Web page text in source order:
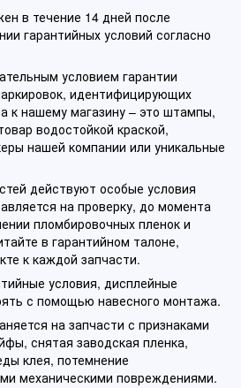
в течение 14 дней после
гарантийных условий согласно
условием гарантии
идентифицирующих
к нашему магазину – это штампы,
водостойкой краской,
нашей компании или уникальные
действуют особые условия
на проверку, до момента
пломбировочных пленок и
в гарантийном талоне,
к каждой запчасти.
условия, дисплейные
с помощью навесного монтажа.
на запчасти с признаками
снятая заводская пленка,
клея, потемнение
механическими повреждениями.